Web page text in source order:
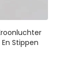
Stippen